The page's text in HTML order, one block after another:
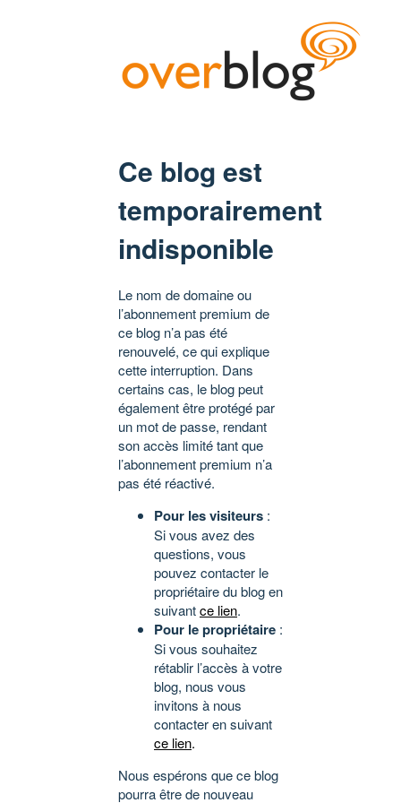
Ce blog est
temporairement
indisponible
Le nom de domaine ou
l’abonnement premium de
ce blog n’a pas été
renouvelé, ce qui explique
cette interruption. Dans
certains cas, le blog peut
également être protégé par
un mot de passe, rendant
son accès limité tant que
l’abonnement premium n’a
pas été réactivé.
Pour les visiteurs :
Si vous avez des
questions, vous
pouvez contacter le
propriétaire du blog en
suivantce lien.
Pour le propriétaire :
Si vous souhaitez
rétablir l’accès à votre
blog, nous vous
invitons à nous
contacter en suivant
ce lien.
Nous espérons que ce blog
pourra être de nouveau